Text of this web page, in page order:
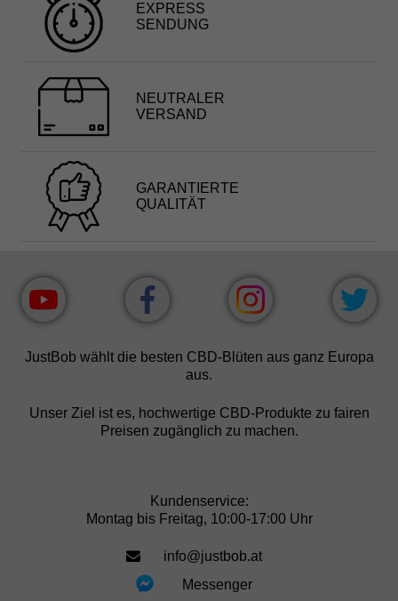
EXPRESS
SENDUNG
NEUTRALER
VERSAND
GARANTIERTE
QUALITÄT
JustBob wählt die besten CBD-Blüten aus ganz Europa
aus.
Unser Ziel ist es, hochwertige CBD-Produkte zu fairen
Preisen zugänglich zu machen.
Kundenservice:
Montag bis Freitag, 10:00-17:00 Uhr
info@justbob.at
Messenger